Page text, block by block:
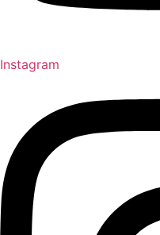
Instagram